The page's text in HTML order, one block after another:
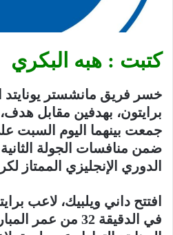
كتبت : هبه البكري
خسر فريق مانشستر يونايتد
برايتون، بهدفين مقابل
جمعت بينهما اليوم السبت
ضمن منافسات الجولة
الدوري الإنجليزي الممتاز
افتتح داني ويلبيك، لاعب
في الدقيقة 32 من